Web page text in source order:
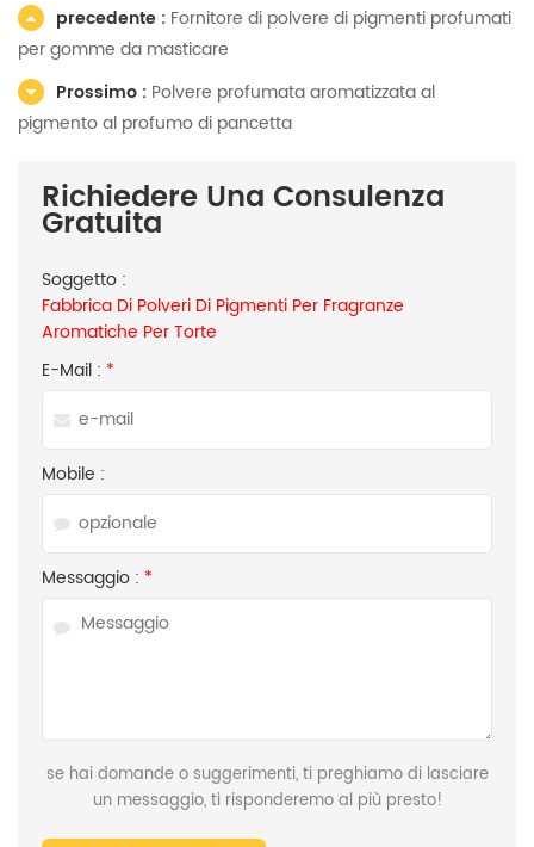
precedente : Fornitore di polvere di pigmenti profumati
per gomme da masticare
Prossimo : Polvere profumata aromatizzata al
pigmento al profumo di pancetta
Richiedere Una Consulenza
Gratuita
Soggetto :
Fabbrica Di Polveri Di Pigmenti Per Fragranze
Aromatiche Per Torte
E-Mail : *
Mobile :
Messaggio : *
se hai domande o suggerimenti, ti preghiamo di lasciare
un messaggio, ti risponderemo al più presto!